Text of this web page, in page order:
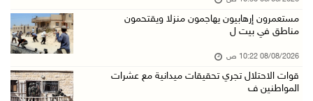
ارتفاع أسعار النفط
08/آب/2026 08:21 ص
مستعمرون إرهابيون يهاجمون منزلا ويقتحمون
مناطق في بيت ل
08/08/2026 10:22 ص
قوات الاحتلال تجري تحقيقات ميدانية مع عشرات
المواطنين ف